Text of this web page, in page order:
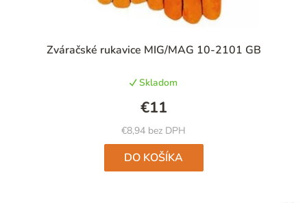
Zváračské rukavice MIG/MAG 10-2101 GB
Skladom
€8,94 bez DPH
€11
DO KOŠÍKA